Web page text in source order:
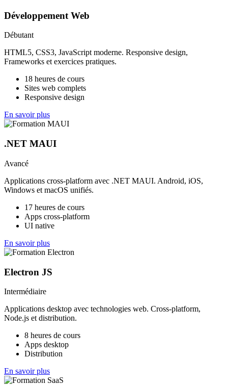
Développement Web
Débutant
HTML5, CSS3, JavaScript moderne. Responsive design,
Frameworks et exercices pratiques.
18 heures de cours
Sites web complets
Responsive design
En savoir plus
.NET MAUI
Avancé
Applications cross-platform avec .NET MAUI. Android, iOS,
Windows et macOS unifiés.
17 heures de cours
Apps cross-platform
UI native
En savoir plus
Electron JS
Intermédiaire
Applications desktop avec technologies web. Cross-platform,
Node.js et distribution.
8 heures de cours
Apps desktop
Distribution
En savoir plus